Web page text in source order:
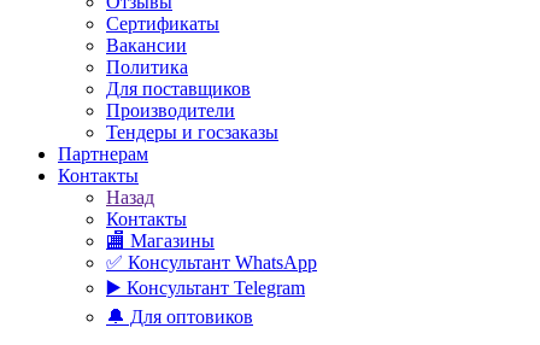
Сертификаты
Вакансии
Политика
Для поставщиков
Производители
Тендеры и госзаказы
Партнерам
Контакты
Назад
Контакты
🏬 Магазины
✅️ Консультант WhatsApp
▶️ Консультант Telegram
🔔 Для оптовиков